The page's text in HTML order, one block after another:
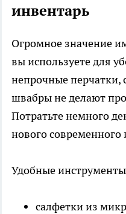
инвентарь
Огромное значение
вы используете для
непрочные перчатки,
швабры не делают
Потратьте немного
нового современного
Удобные
салфетки из